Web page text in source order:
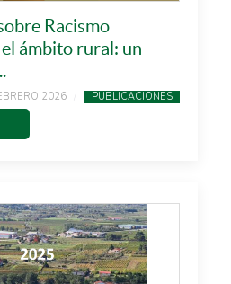
Racismo
ámbito rural: un
2026 PUBLICACIONES